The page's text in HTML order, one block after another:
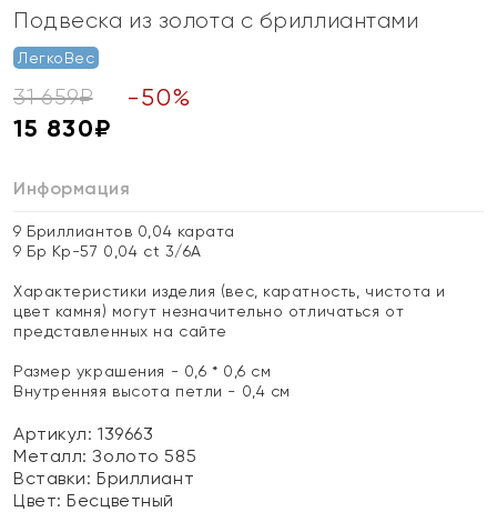
Подвеска из золота с бриллиантами
ЛегкоВес
31 659₽ -50%
15 830₽
Информация
9 Бриллиантов 0,04 карата
9 Бр Кр-57 0,04 ct 3/6А
Характеристики изделия (вес, каратность, чистота и
цвет камня) могут незначительно отличаться от
представленных на сайте
Размер украшения - 0,6 * 0,6 см
Внутренняя высота петли - 0,4 см
Артикул: 139663
Металл:Золото 585
Вставки:Бриллиант
Цвет:Бесцветный